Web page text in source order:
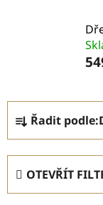
Ř
a
z
n
Řadit podle:
OTEVŘÍT